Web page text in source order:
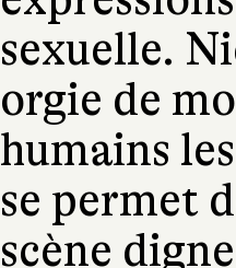
sexuelle.
orgie de
humains
se permet
scène